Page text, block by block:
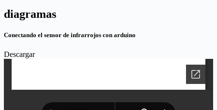
diagramas
Conectando el sensor de infrarrojos con arduino
Descargar